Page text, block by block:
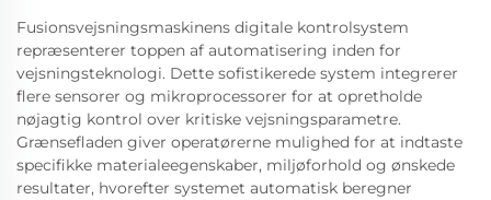
Fusionsvejsningsmaskinens digitale kontrolsystem
repræsenterer toppen af automatisering inden for
vejsningsteknologi. Dette sofistikerede system integrerer
flere sensorer og mikroprocessorer for at opretholde
nøjagtig kontrol over kritiske vejsningsparametre.
Grænsefladen giver operatørerne mulighed for at indtaste
specifikke materialeegenskaber, miljøforhold og ønskede
resultater, hvorefter systemet automatisk beregner